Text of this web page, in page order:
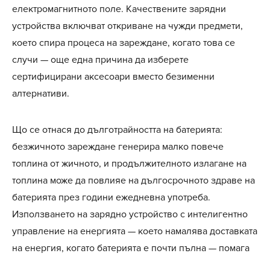
електромагнитното поле. Качествените зарядни
устройства включват откриване на чужди предмети,
което спира процеса на зареждане, когато това се
случи — още една причина да изберете
сертифицирани аксесоари вместо безименни
алтернативи.
Що се отнася до дълготрайността на батерията:
безжичното зареждане генерира малко повече
топлина от жичното, и продължителното излагане на
топлина може да повлияе на дългосрочното здраве на
батерията през години ежедневна употреба.
Използването на зарядно устройство с интелигентно
управление на енергията — което намалява доставката
на енергия, когато батерията е почти пълна — помага